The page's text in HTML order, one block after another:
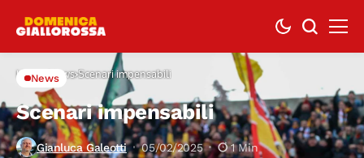
Home News Scenari impensabili
News
Scenari impensabili
Gianluca Galeotti 05/02/2025 1 Min